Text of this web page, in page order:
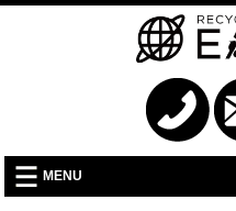
MENU